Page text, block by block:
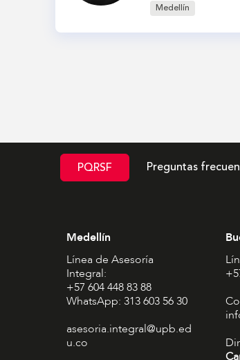
Medellín
PQRSF Preguntas
Medellín
Línea de Asesoría
Integral:
+57 604 448 83 88
WhatsApp: 313 603 56 30
asesoria.integral@upb.ed
u.co